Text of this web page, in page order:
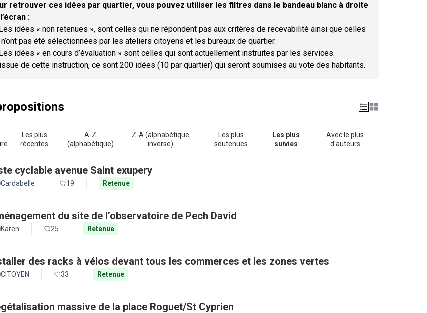
retrouver ces idées par quartier, vous pouvez utiliser les filtres dans le bandeau blanc à droite
:
idées « non retenues », sont celles qui ne répondent pas aux critères de recevabilité ainsi que celles
pas été sélectionnées par les ateliers citoyens et les bureaux de quartier.
idées « en cours d’évaluation » sont celles qui sont actuellement instruites par les services.
de cette instruction, ce sont 200 idées (10 par quartier) qui seront soumises au vote des habitants.
Les plus
récentes
A-Z
(alphabétique)
Z-A (alphabétique
inverse)
Les plus
soutenues
Les plus
suivies
Avec le plus
d'auteurs
cyclable avenue Saint exupery
Cardabelle 19 Retenue
du site de l’observatoire de Pech David
Karen 25 Retenue
des racks à vélos devant tous les commerces et les zones vertes
CITOYEN 33 Retenue
massive de la place Roguet/St Cyprien